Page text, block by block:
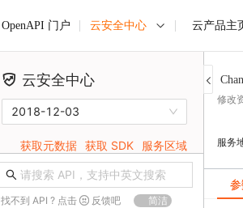
OpenAPI 门户 云安全中心 云产品主
云安全中心
2018-12-03
获取元数据 获取 SDK 服务区域
找不到 API ? 点击 反馈吧 简洁
修改
服务